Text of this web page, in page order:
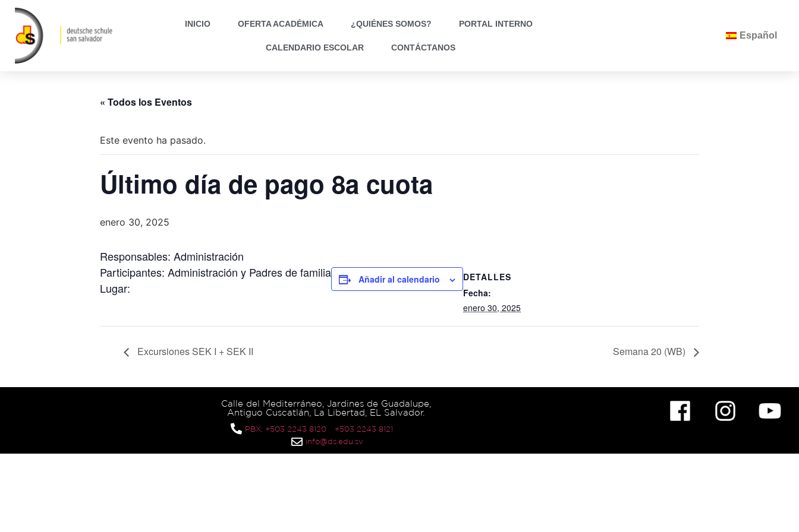
INICIO OFERTA ACADÉMICA ¿QUIÉNES SOMOS? PORTAL INTERNO
CALENDARIO ESCOLAR CONTÁCTANOS
Español
« Todos los Eventos
Este evento ha pasado.
Último día de pago 8a cuota
enero 30, 2025
Responsables: Administración
Participantes: Administración y Padres de familia
Lugar:
Añadir al calendario
DETALLES
Fecha:
enero 30, 2025
Excursiones SEK I + SEK II Semana 20 (WB)
Calle del Mediterráneo, Jardines de Guadalupe,
Antiguo Cuscatlán, La Libertad, EL Salvador.
PBX: +503 2243 8120
+503 2243 8121
info@ds.edu.sv